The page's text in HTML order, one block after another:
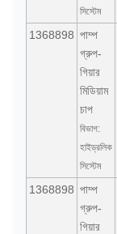
সিস্টেম
1368898 পাম্প
গ্রুপ-
গিয়ার
মিডিয়াম
চাপ
বিভাগ:
হাইড্রলিক
সিস্টেম
1368898 পাম্প
গ্রুপ-
গিয়ার